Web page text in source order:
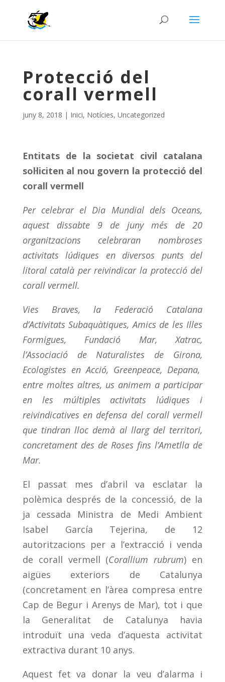
Protecció del
corall vermell
juny 8, 2018 | Inici, Notícies, Uncategorized
Entitats de la societat civil catalana
sol·liciten al nou govern la protecció del
corall vermell
Per celebrar el Dia Mundial dels Oceans,
aquest dissabte 9 de juny més de 20
organitzacions celebraran nombroses
activitats lúdiques en diversos punts del
litoral català per reivindicar la protecció del
corall vermell.
Vies Braves, la Federació Catalana
d’Activitats Subaquàtiques,Amics de les Illes
Formigues, Fundació Mar, Xatrac,
l’Associació de Naturalistes de Girona,
Ecologistes en Acció, Greenpeace, Depana,
entre moltes altres, us animem a participar
en les múltiples activitats lúdiques i
reivindicatives en defensa del corall vermell
que tindran lloc demà al llarg del territori,
concretament des de Roses fins l’Ametlla de
Mar.
El passat mes d’abril va esclatar la
polèmica després de la concessió, de la
ja cessada Ministra de Medi Ambient
Isabel García Tejerina, de 12
autoritzacions per a l’extracció i venda
de corall vermell (Corallium rubrum) en
aigües exteriors de Catalunya
(concretament en l’àrea compresa entre
Cap de Begur i Arenys de Mar), tot i que
la Generalitat de Catalunya havia
introduït una veda d’aquesta activitat
extractiva durant 10 anys.
Aquest fet va donar la veu d’alarma i